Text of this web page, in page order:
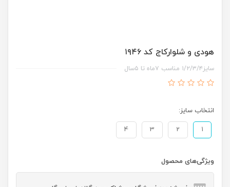
هودی و شلوارکاج کد ۱۹۴۶
سایز۱/۲/۳/۴ مناسب ۷ماه تا ۵سال
انتخاب سایز:
1
2
3
4
ویژگی‌های محصول